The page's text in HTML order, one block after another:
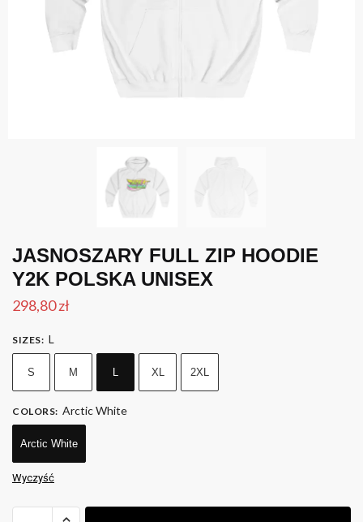
JASNOSZARY FULL ZIP HOODIE
Y2K POLSKA UNISEX
298,80zł
SIZES: L
S M L XL 2XL
COLORS: Arctic White
Arctic White
Wyczyść